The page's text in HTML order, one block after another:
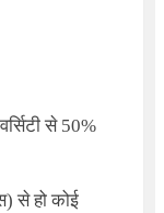
से 50%
से हो कोई